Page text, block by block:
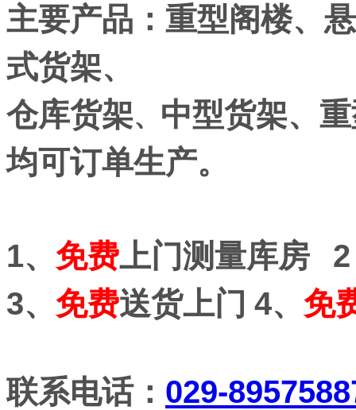
主要产品：重型阁楼、
式货架、
仓库货架、 中型货架、
均可订单生产。
1、 免费上门测量库房 2
3、 免费送货上门 4、 免
联系电话： 029-